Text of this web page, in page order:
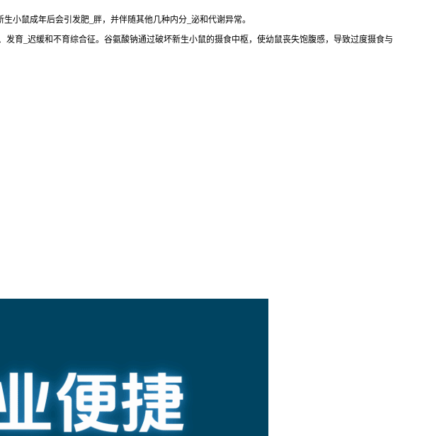
小鼠成年后会引发肥_胖，并伴随其他几种内分_泌和代谢异常。
育_迟缓和不育综合征。谷氨酸钠通过破坏新生小鼠的摄食中枢，使幼鼠丧失饱腹感，导致过度摄食与